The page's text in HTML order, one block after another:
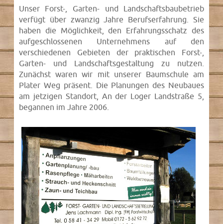
Unser Forst-, Garten- und Landschaftsbaubetrieb
verfügt über zwanzig Jahre Berufserfahrung. Sie
haben die Möglichkeit, den Erfahrungsschatz des
aufgeschlossenen Unternehmens auf den
verschiedenen Gebieten der praktischen Forst-,
Garten- und Landschaftsgestaltung zu nutzen.
Zunächst waren wir mit unserer Baumschule am
Plater Weg präsent. Die Planungen des Neubaues
am jetzigen Standort, An der Loger Landstraße 5,
begannen im Jahre 2006.